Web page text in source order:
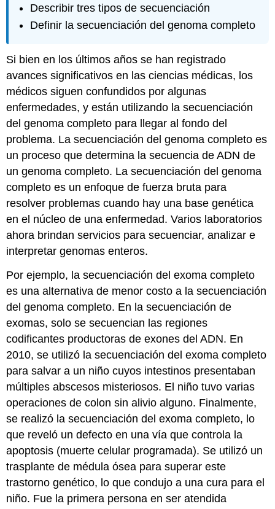
Describir tres tipos de secuenciación
Definir la secuenciación del genoma completo
Si bien en los últimos años se han registrado
avances significativos en las ciencias médicas, los
médicos siguen confundidos por algunas
enfermedades, y están utilizando la secuenciación
del genoma completo para llegar al fondo del
problema. La secuenciación del genoma completo es
un proceso que determina la secuencia de ADN de
un genoma completo. La secuenciación del genoma
completo es un enfoque de fuerza bruta para
resolver problemas cuando hay una base genética
en el núcleo de una enfermedad. Varios laboratorios
ahora brindan servicios para secuenciar, analizar e
interpretar genomas enteros.
Por ejemplo, la secuenciación del exoma completo
es una alternativa de menor costo a la secuenciación
del genoma completo. En la secuenciación de
exomas, solo se secuencian las regiones
codificantes productoras de exones del ADN. En
2010, se utilizó la secuenciación del exoma completo
para salvar a un niño cuyos intestinos presentaban
múltiples abscesos misteriosos. El niño tuvo varias
operaciones de colon sin alivio alguno. Finalmente,
se realizó la secuenciación del exoma completo, lo
que reveló un defecto en una vía que controla la
apoptosis (muerte celular programada). Se utilizó un
trasplante de médula ósea para superar este
trastorno genético, lo que condujo a una cura para el
niño. Fue la primera persona en ser atendida